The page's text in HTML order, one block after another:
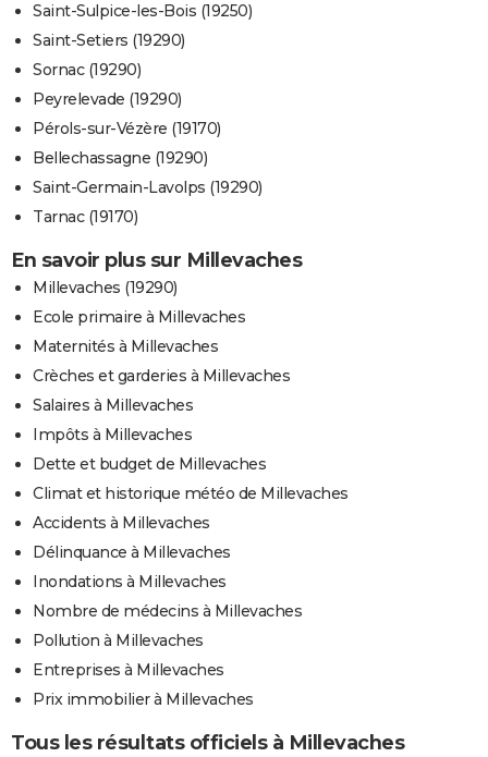
Saint-Sulpice-les-Bois (19250)
Saint-Setiers (19290)
Sornac (19290)
Peyrelevade (19290)
Pérols-sur-Vézère (19170)
Bellechassagne (19290)
Saint-Germain-Lavolps (19290)
Tarnac (19170)
En savoir plus sur Millevaches
Millevaches (19290)
Ecole primaire à Millevaches
Maternités à Millevaches
Crèches et garderies à Millevaches
Salaires à Millevaches
Impôts à Millevaches
Dette et budget de Millevaches
Climat et historique météo de Millevaches
Accidents à Millevaches
Délinquance à Millevaches
Inondations à Millevaches
Nombre de médecins à Millevaches
Pollution à Millevaches
Entreprises à Millevaches
Prix immobilier à Millevaches
Tous les résultats officiels à Millevaches